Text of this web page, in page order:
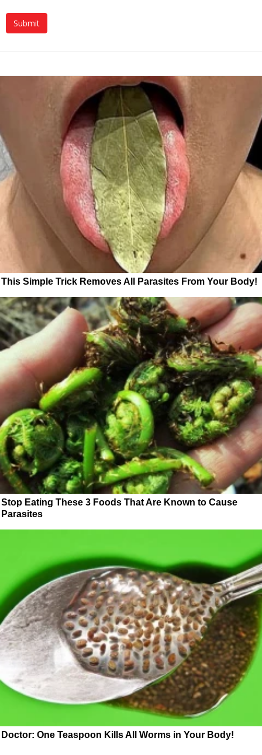
This Simple Trick Removes All Parasites From Your Body!
Stop Eating These 3 Foods That Are Known to Cause
Parasites
Doctor: One Teaspoon Kills All Worms in Your Body!